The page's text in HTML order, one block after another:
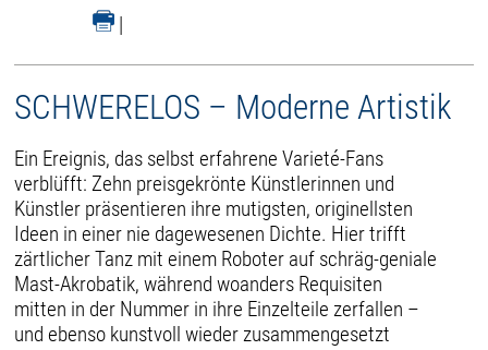
|
SCHWERELOS – Moderne Artistik
Ein Ereignis, das selbst erfahrene Varieté-Fans
verblüfft: Zehn preisgekrönte Künstlerinnen und
Künstler präsentieren ihre mutigsten, originellsten
Ideen in einer nie dagewesenen Dichte. Hier trifft
zärtlicher Tanz mit einem Roboter auf schräg-geniale
Mast-Akrobatik, während woanders Requisiten
mitten in der Nummer in ihre Einzelteile zerfallen –
und ebenso kunstvoll wieder zusammengesetzt